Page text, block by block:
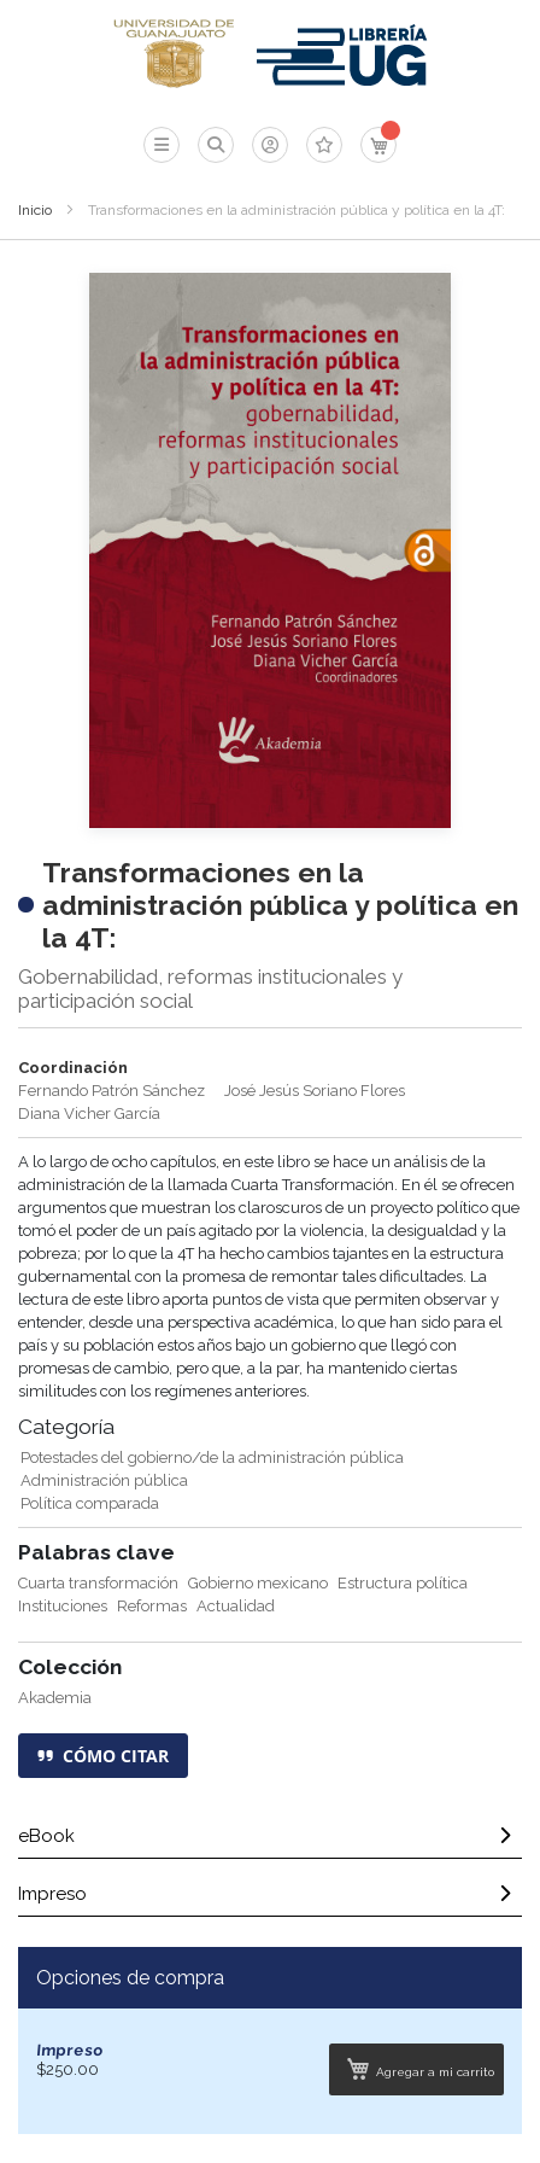
Mi carrito
Inicio Transformaciones en la administración pública y política en la 4T:
Transformaciones en la
administración pública y política en
la 4T:
Gobernabilidad, reformas institucionales y
participación social
Coordinación
Fernando Patrón Sánchez
José Jesús Soriano Flores
Diana Vicher García
A lo largo de ocho capítulos, en este libro se hace un análisis de la
administración de la llamada Cuarta Transformación. En él se ofrecen
argumentos que muestran los claroscuros de un proyecto político que
tomó el poder de un país agitado por la violencia, la desigualdad y la
pobreza; por lo que la 4T ha hecho cambios tajantes en la estructura
gubernamental con la promesa de remontar tales dificultades. La
lectura de este libro aporta puntos de vista que permiten observar y
entender, desde una perspectiva académica, lo que han sido para el
país y su población estos años bajo un gobierno que llegó con
promesas de cambio, pero que, a la par, ha mantenido ciertas
similitudes con los regímenes anteriores.
Categoría
Potestades del gobierno/de la administración pública
Administración pública
Política comparada
Palabras clave
Cuarta transformación Gobierno mexicano Estructura política
Instituciones Reformas Actualidad
Colección
Akademia
CÓMO CITAR
eBook
Impreso
Opciones de compra
Impreso
$250.00
Agregar a mi carrito